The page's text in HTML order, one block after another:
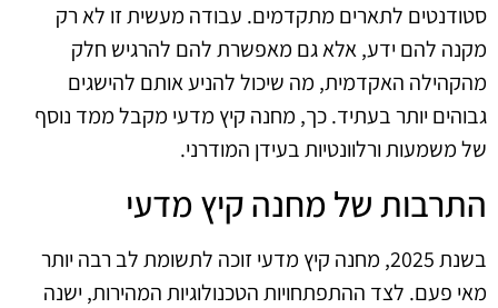
סטודנטים לתארים מתקדמים. עבודה מעשית זו לא רק
מקנה להם ידע, אלא גם מאפשרת להם להרגיש חלק
מהקהילה האקדמית, מה שיכול להניע אותם להישגים
גבוהים יותר בעתיד. כך, מחנה קיץ מדעי מקבל ממד נוסף
של משמעות ורלוונטיות בעידן המודרני.
התרבות של מחנה קיץ מדעי
בשנת 2025, מחנה קיץ מדעי זוכה לתשומת לב רבה יותר
מאי פעם. לצד ההתפתחויות הטכנולוגיות המהירות, ישנה